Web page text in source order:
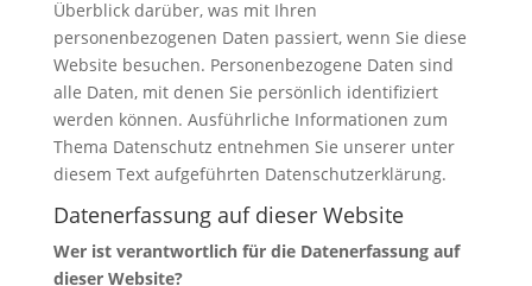
Überblick darüber, was mit Ihren
personenbezogenen Daten passiert, wenn Sie diese
Website besuchen. Personenbezogene Daten sind
alle Daten, mit denen Sie persönlich identifiziert
werden können. Ausführliche Informationen zum
Thema Datenschutz entnehmen Sie unserer unter
diesem Text aufgeführten Datenschutzerklärung.
Datenerfassung auf dieser Website
Wer ist verantwortlich für die Datenerfassung auf
dieser Website?